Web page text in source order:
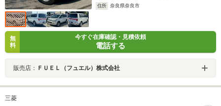
住所
奈良県奈良市
無
料
今すぐ在庫確認・見積依頼
電話する
販売店： ＦＵＥＬ（フュエル）株式会社
三菱